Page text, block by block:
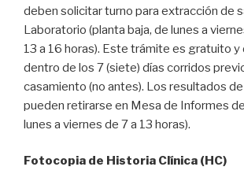
deben solicitar turno para extracción de
Laboratorio (planta baja, de lunes a
13 a 16 horas). Este trámite es gratuito y
dentro de los 7 (siete) días corridos
casamiento (no antes). Los resultados de
pueden retirarse en Mesa de Informes
lunes a viernes de 7 a 13 horas).
Fotocopia de Historia Clínica (HC)